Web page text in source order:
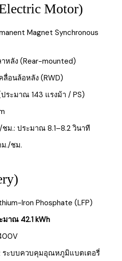
Motor)
Magnet Synchronous
หลัง (Rear-mounted)
ลื่อนล้อหลัง (RWD)
ระมาณ 143 แรงม้า / PS)
ม.: ประมาณ 8.1–8.2 วินาที
ม./ชม.
Iron Phosphate (LFP)
มาณ 42.1 kWh
ระบบควบคุมอุณหภูมิแบตเตอรี่